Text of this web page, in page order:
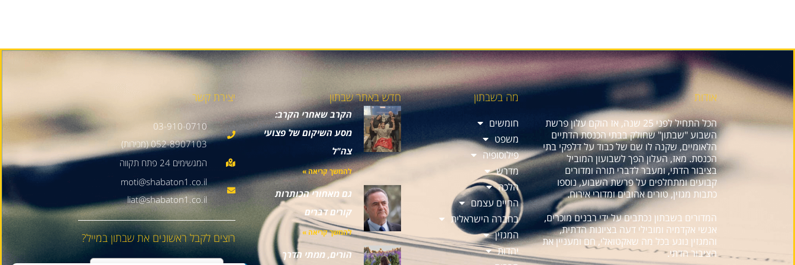
אודות
הכל התחיל לפני 25 שנה, אז הוקם עלון פרשת
השבוע "שבתון" שחולק בבתי הכנסת הדתיים
הלאומיים, שקנה לו שם של כבוד על דלפקי בתי
הכנסת. מאז, העלון הפך לשבועון המוביל
בציבור הדתי, ומעבר לדברי תורה ומדורים
קבועים ומתחלפים על פרשת השבוע, נוספו
כתבות מגזין, טורים אהובים ומדורי אירוח.
המדורים בשבתון נכתבים על ידי רבנים מוכרים,
אנשי אקדמיה ומובילי דעה בציונות הדתית,
והמגזין נוגע בכל מה שאקטואלי, חם ומעניין את
הציבור הדתי.
מה בשבתון
חומשים
משפט
פילוסופיה
מדרש
הלכה
החיים עצמם
בחברה הישראלית
המגזין
יהדות
חדש באתר שבתון
הקרב שאחרי הקרב:
מסע השיקום של פצועי
צה"ל
להמשך קריאה »
גם מאחורי הכותרות
קורים דברים
להמשך קריאה »
הורים, ממתי הדרך
יצירת קשר
03-910-0710
052-8907103 (מכירות)
moti@shabaton1.co.il
liat@shabaton1.co.il
רוצים לקבל ראשונים את שבתון במייל?